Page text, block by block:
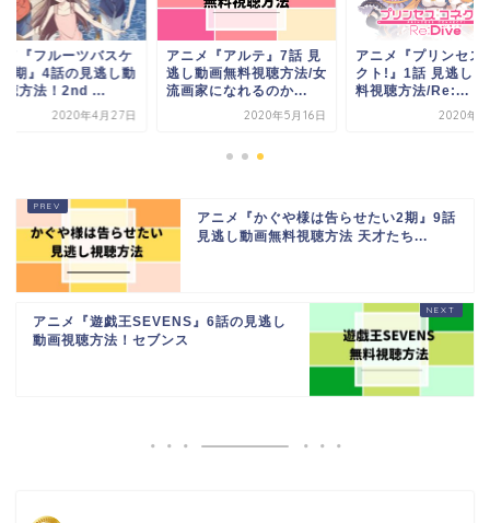
メ『フルーツバスケ
2期』4話の見逃し動
聴方法！2nd ...
2020年4月27日
アニメ『アルテ』7話 見
逃し動画無料視聴方法/女
流画家になれるのか...
2020年5月16日
アニメ『プリンセス
クト!』1話 見逃し動
料視聴方法/Re:...
2020年4
アニメ『かぐや様は告らせたい2期』9話
見逃し動画無料視聴方法 天才たち...
アニメ『遊戯王SEVENS』6話の見逃し
動画視聴方法！セブンス